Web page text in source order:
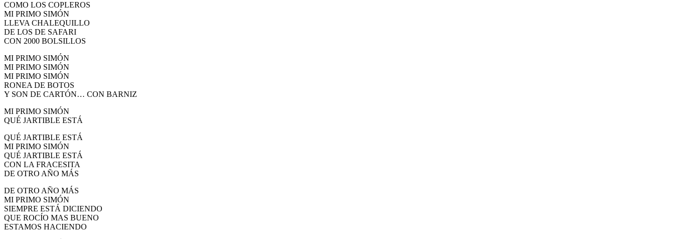
COMO LOS COPLEROS
MI PRIMO SIMÓN
LLEVA CHALEQUILLO
DE LOS DE SAFARI
CON 2000 BOLSILLOS
MI PRIMO SIMÓN
MI PRIMO SIMÓN
MI PRIMO SIMÓN
RONEA DE BOTOS
Y SON DE CARTÓN… CON BARNIZ
MI PRIMO SIMÓN
QUÉ JARTIBLE ESTÁ
QUÉ JARTIBLE ESTÁ
MI PRIMO SIMÓN
QUÉ JARTIBLE ESTÁ
CON LA FRACESITA
DE OTRO AÑO MÁS
DE OTRO AÑO MÁS
MI PRIMO SIMÓN
SIEMPRE ESTÁ DICIENDO
QUE ROCÍO MAS BUENO
ESTAMOS HACIENDO